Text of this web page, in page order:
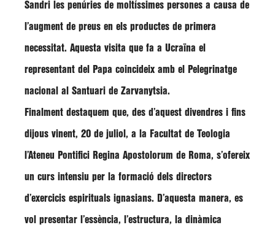
Sandri les penúries de moltíssimes persones a causa de
l’augment de preus en els productes de primera
necessitat. Aquesta visita que fa a Ucraïna el
representant del Papa coincideix amb el Pelegrinatge
nacional al Santuari de Zarvanytsia.
Finalment destaquem que, des d’aquest divendres i fins
dijous vinent, 20 de juliol, a la Facultat de Teologia
l’Ateneu Pontifici Regina Apostolorum de Roma, s’ofereix
un curs intensiu per la formació dels directors
d’exercicis espirituals ignasians. D’aquesta manera, es
vol presentar l’essència, l’estructura, la dinàmica